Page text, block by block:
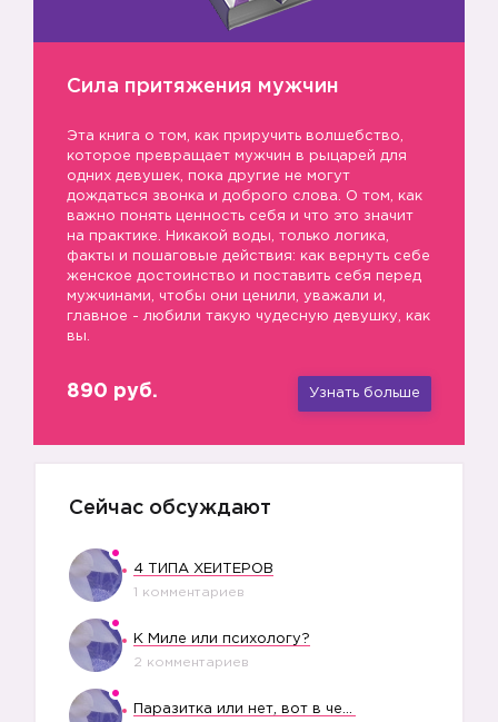
5️⃣
Сила притяжения мужчин
Эта книга о том, как приручить волшебство,
которое превращает мужчин в рыцарей для
одних девушек, пока другие не могут
дождаться звонка и доброго слова. О том, как
важно понять ценность себя и что это значит
на практике. Никакой воды, только логика,
факты и пошаговые действия: как вернуть себе
женское достоинство и поставить себя перед
мужчинами, чтобы они ценили, уважали и,
главное - любили такую чудесную девушку, как
вы.
890 руб. Узнать больше
Сейчас обсуждают
4 ТИПА ХЕЙТЕРОВ
1 комментариев
К Миле или психологу?
2 комментариев